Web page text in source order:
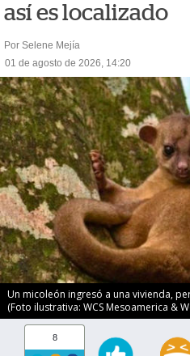
así es localizado
Por Selene Mejía
01 de agosto de 2026, 14:20
Un micoleón ingresó a una vivienda,
(Foto ilustrativa: WCS Mesoamerica &
8